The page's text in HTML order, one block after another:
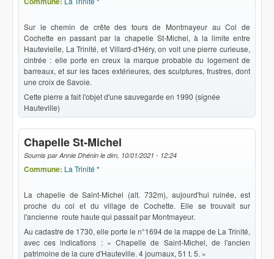
Sur le chemin de crête des tours de Montmayeur au Col de
Cochette en passant par la chapelle St-Michel, à la limite entre
Hautevielle, La Trinité, et Villard-d'Héry, on voit une pierre curieuse,
cintrée : elle porte en creux la marque probable du logement de
barreaux, et sur les faces extérieures, des sculptures, frustres, dont
une croix de Savoie.
Cette pierre a fait l'objet d'une sauvegarde en 1990 (signée
Hauteville)
Chapelle St-Michel
Soumis parAnnie Dhénin le dim, 10/01/2021 - 12:24
Commune: La Trinité *
La chapelle de Saint-Michel (alt. 732m), aujourd'hui ruinée, est
proche du col et du village de Cochette. Elle se trouvait sur
l'ancienne route haute qui passait par Montmayeur.
Au cadastre de 1730, elle porte le n°1694 de la mappe de La Trinité,
avec ces indications : « Chapelle de Saint-Michel, de l'ancien
patrimoine de la cure d'Hauteville. 4 journaux, 51 t. 5. »